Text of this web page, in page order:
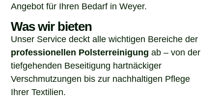
Angebot für Ihren Bedarf in Weyer.
Was wir bieten
Unser Service deckt alle wichtigen Bereiche der
professionellen Polsterreinigung ab – von der
tiefgehenden Beseitigung hartnäckiger
Verschmutzungen bis zur nachhaltigen Pflege
Ihrer Textilien.